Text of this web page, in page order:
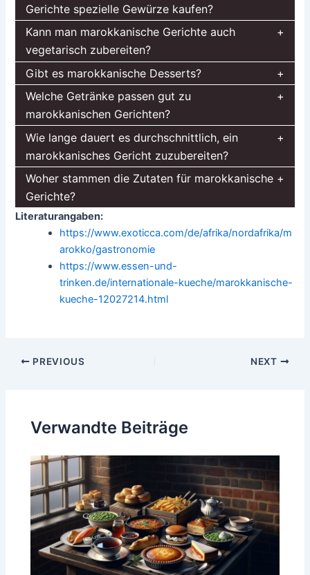
Gerichte spezielle Gewürze kaufen?
Kann man marokkanische Gerichte auch
vegetarisch zubereiten?
Gibt es marokkanische Desserts?
Welche Getränke passen gut zu
marokkanischen Gerichten?
Wie lange dauert es durchschnittlich, ein
marokkanisches Gericht zuzubereiten?
Woher stammen die Zutaten für marokkanische
Gerichte?
Literaturangaben:
https://www.exoticca.com/de/afrika/nordafrika/m
arokko/gastronomie
https://www.essen-und-
trinken.de/internationale-kueche/marokkanische-
kueche-12027214.html
Post
PREVIOUS NEXT
Verwandte Beiträge